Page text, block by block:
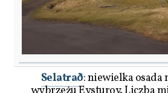
Selatrað: niewielka osada